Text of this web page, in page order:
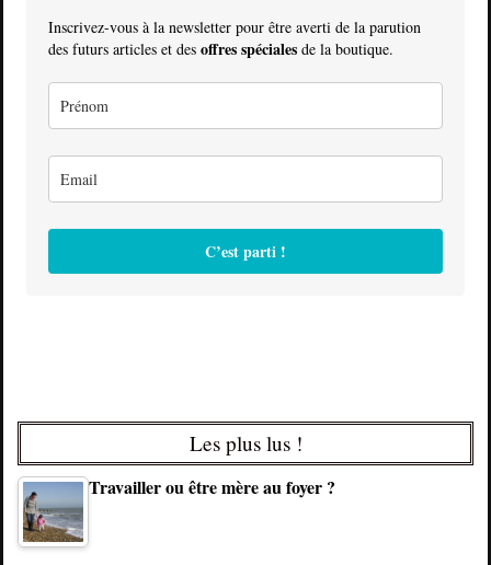
Inscrivez-vous à la newsletter pour être averti de la parution
des futurs articles et des offres spéciales de la boutique.
C’est parti !
Les plus lus !
Travailler ou être mère au foyer ?